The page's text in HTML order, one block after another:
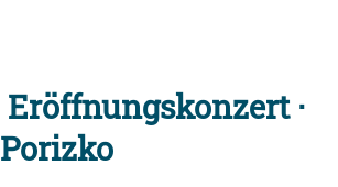
Eröffnungskonzert ·